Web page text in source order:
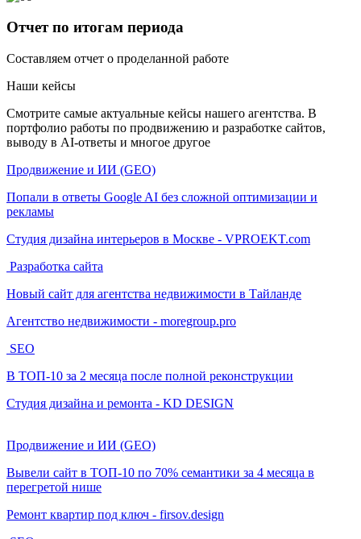
Отчет по итогам периода
Составляем отчет о проделанной работе
Наши кейсы
Смотрите самые актуальные кейсы нашего агентства. В
портфолио работы по продвижению и разработке сайтов,
выводу в AI-ответы и многое другое
Продвижение и ИИ (GEO)
Попали в ответы Google AI без сложной оптимизации и
рекламы
Студия дизайна интерьеров в Москве - VPROEKT.com
Разработка сайта
Новый сайт для агентства недвижимости в Тайланде
Агентство недвижимости - moregroup.pro
SEO
В ТОП-10 за 2 месяца после полной реконструкции
Студия дизайна и ремонта - KD DESIGN
Продвижение и ИИ (GEO)
Вывели сайт в ТОП-10 по 70% семантики за 4 месяца в
перегретой нише
Ремонт квартир под ключ - firsov.design